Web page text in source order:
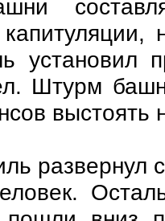
установил
Штурм
выстоять
развернул